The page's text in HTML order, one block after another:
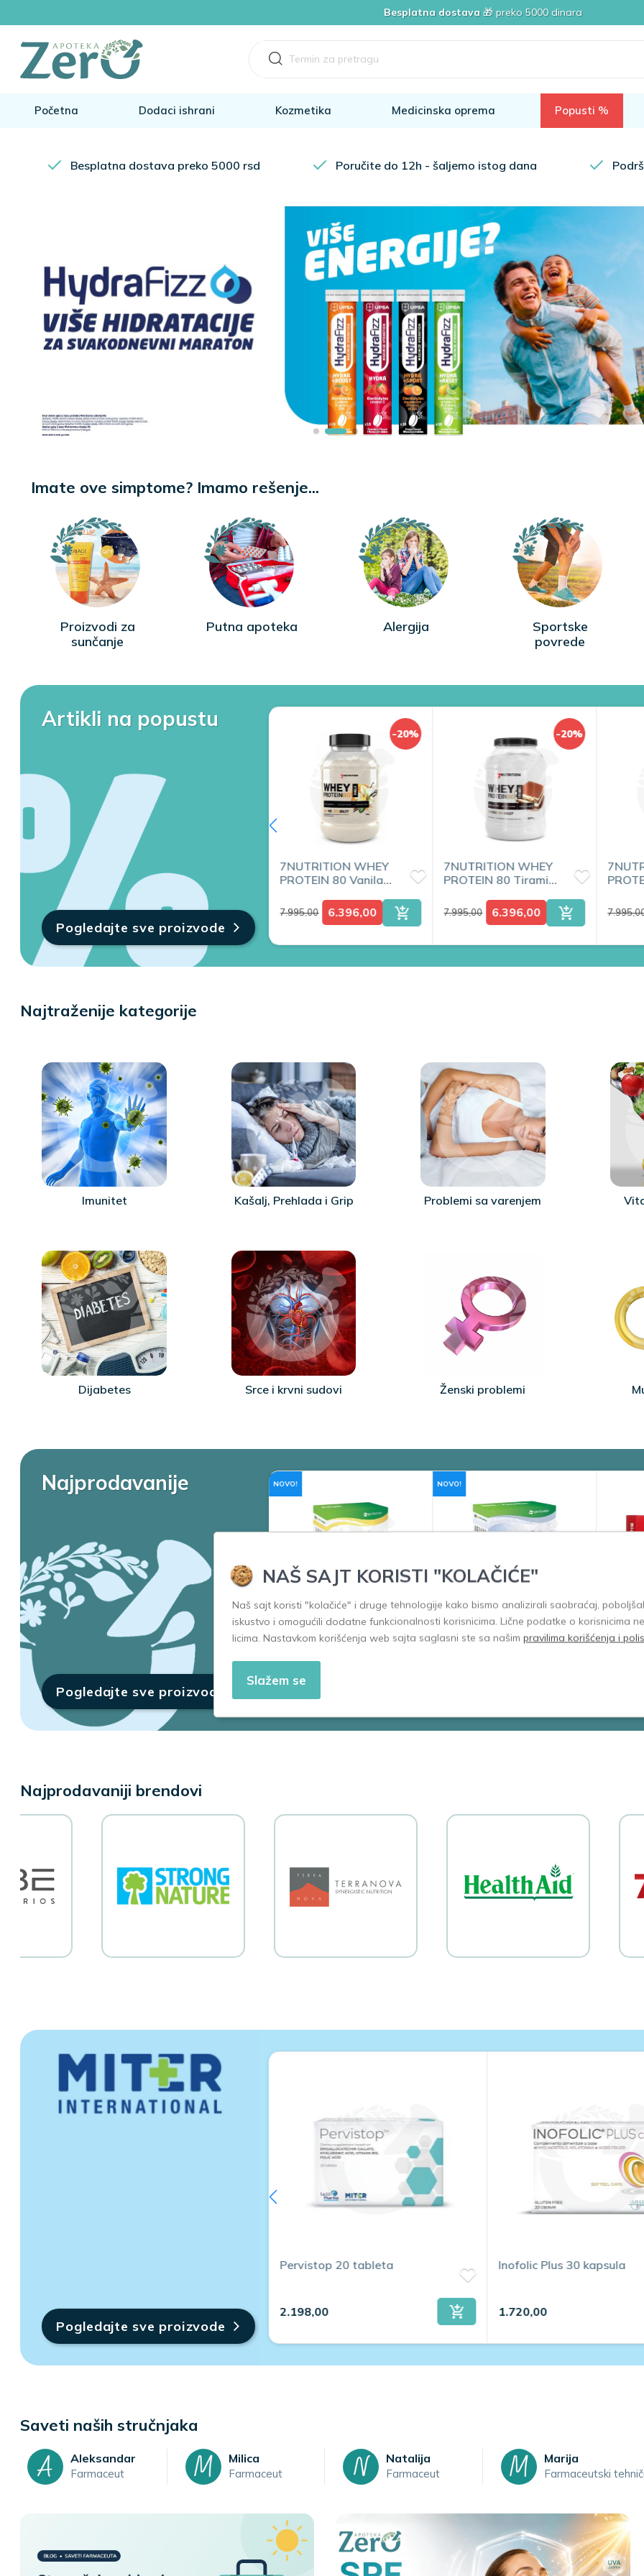
Besplatna dostava🎁 preko 5000 dinara
Početna Dodaci ishrani Kozmetika Medicinska oprema Popusti %
Besplatna dostava preko 5000 rsd Poručite do 12h - šaljemo istog dana
Imate ove simptome? Imamo rešenje...
Proizvodi za
sunčanje
Putna apoteka Alergija
Sportske
povrede
Artikli na popustu
Pogledajte sve proizvode
7NUTRITION WHEY
PROTEIN 80
Strawberry 2kg
7.995,00 6.396,00
-20%
7NUTRITION WHEY
PROTEIN 80 Vanila
7.995,00 6.396,00
-20%
7NUTRITION WHEY
PROTEIN 80 Tiramisu
7.995,00 6.396,00
Najtraženije kategorije
Imunitet Kašalj, Prehlada i Grip Problemi sa varenjem
Dijabetes Srce i krvni sudovi Ženski problemi
Najprodavanije
Pogledajte sve proizvode
Videtril 2000IJ 60
kapsula 1+1 GRATIS
1.490,00
NOVO!
FUTURE 30 kapsula
4.350,00
NOVO!
NMN+Pterostilben
40 kapsula
Najprodavaniji brendovi
Pogledajte sve proizvode
1.578,00
Pervistop 20 tableta
2.198,00
Inofolic Plus 30 kapsula
1.720,00
Saveti naših stručnjaka
Aleksandar
Farmaceut
Milica
Farmaceut
Natalija
Farmaceut
Marija
Farmaceutski
NAŠ SAJT KORISTI "KOLAČIĆE"
Naš sajt koristi "kolačiće" i druge tehnologije kako bismo analizirali saobraćaj,
iskustvo i omogućili dodatne funkcionalnosti korisnicima. Lične podatke o korisnicima
licima. Nastavkom korišćenja web sajta saglasni ste sa našim pravilima korišćenja i
Slažem se